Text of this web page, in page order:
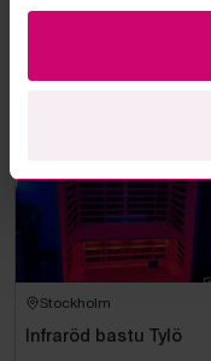
Mer från samma
Stockholm
Infraröd bastu Tylö